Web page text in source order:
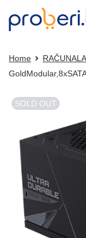
Home RAČUNALA
SOLD OUT